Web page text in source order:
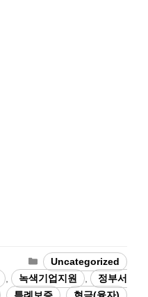
카
테
고
Uncategorized
녹색기업지원
정부서